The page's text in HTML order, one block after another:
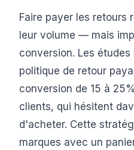
Faire payer les retours
leur volume — mais
conversion. Les
politique de retour
conversion de 15 à
clients, qui hésitent
d'acheter. Cette
marques avec un